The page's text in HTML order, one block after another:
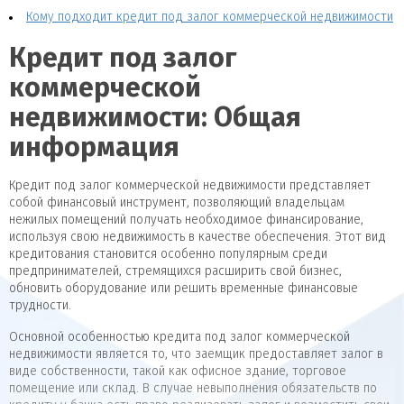
Кому подходит кредит под залог коммерческой недвижимости
Кредит под залог
коммерческой
недвижимости: Общая
информация
Кредит под залог коммерческой недвижимости представляет
собой финансовый инструмент, позволяющий владельцам
нежилых помещений получать необходимое финансирование,
используя свою недвижимость в качестве обеспечения. Этот вид
кредитования становится особенно популярным среди
предпринимателей, стремящихся расширить свой бизнес,
обновить оборудование или решить временные финансовые
трудности.
Основной особенностью кредита под залог коммерческой
недвижимости является то, что заемщик предоставляет залог в
виде собственности, такой как офисное здание, торговое
помещение или склад. В случае невыполнения обязательств по